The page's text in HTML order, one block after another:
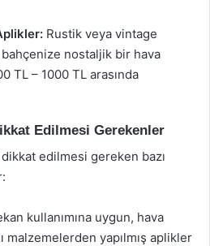
Rustik veya vintage
nostaljik bir hava
TL – 1000 TL arasında
Edilmesi Gerekenler
edilmesi gereken bazı
kullanımına uygun, hava
malzemelerden yapılmış aplikler